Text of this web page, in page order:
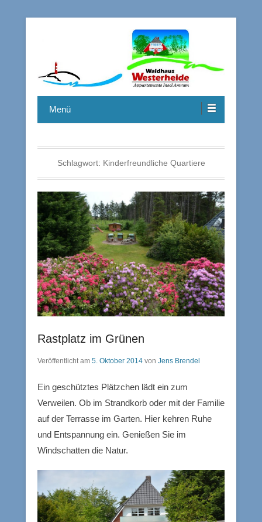
Menü
Schlagwort: Kinderfreundliche Quartiere
Rastplatz im Grünen
Veröffentlicht am 5. Oktober 2014 von Jens Brendel
Ein geschütztes Plätzchen lädt ein zum
Verweilen. Ob im Strandkorb oder mit der Familie
auf der Terrasse im Garten. Hier kehren Ruhe
und Entspannung ein. Genießen Sie im
Windschatten die Natur.